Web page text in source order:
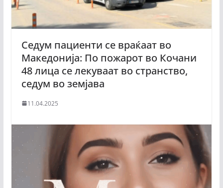
Седум пациенти се враќаат во
Македонија: По пожарот во Кочани
48 лица се лекуваат во странство,
седум во земјава
11.04.2025